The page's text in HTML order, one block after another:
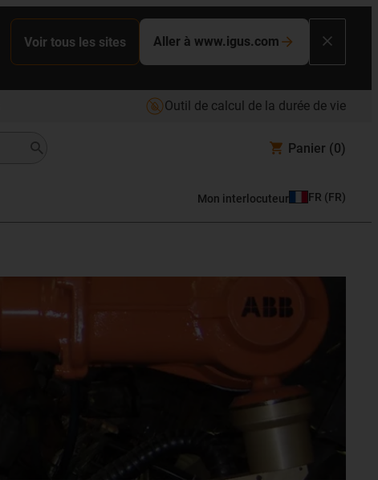
Voir tous les sites Aller à www.igus.com
Outil de calcul de la durée de vie
Panier (0)
Mon interlocuteur FR (FR)